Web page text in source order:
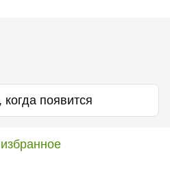
появится